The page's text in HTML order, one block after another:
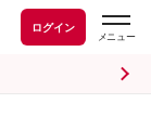
ログイン